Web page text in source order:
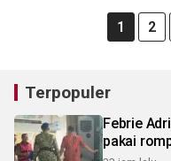
1 2
Terpopuler
Febrie
pakai